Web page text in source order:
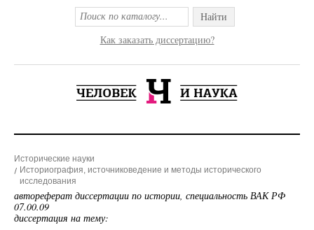
Найти
Как заказать диссертацию?
Исторические науки
Историография, источниковедение и методы исторического
исследования
автореферат диссертации по истории, специальность ВАК РФ
07.00.09
диссертация на тему: